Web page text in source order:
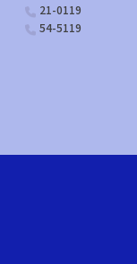
21-0119
54-5119